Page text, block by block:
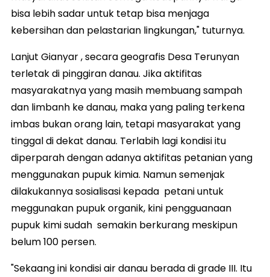
bisa lebih sadar untuk tetap bisa menjaga
kebersihan dan pelastarian lingkungan," tuturnya.
Lanjut Gianyar , secara geografis Desa Terunyan
terletak di pinggiran danau. Jika aktifitas
masyarakatnya yang masih membuang sampah
dan limbanh ke danau, maka yang paling terkena
imbas bukan orang lain, tetapi masyarakat yang
tinggal di dekat danau. Terlabih lagi kondisi itu
diperparah dengan adanya aktifitas petanian yang
menggunakan pupuk kimia. Namun semenjak
dilakukannya sosialisasi kepada petani untuk
meggunakan pupuk organik, kini pengguanaan
pupuk kimi sudah semakin berkurang meskipun
belum 100 persen.
"Sekaang ini kondisi air danau berada di grade III. Itu